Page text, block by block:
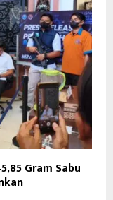
Gram Sabu